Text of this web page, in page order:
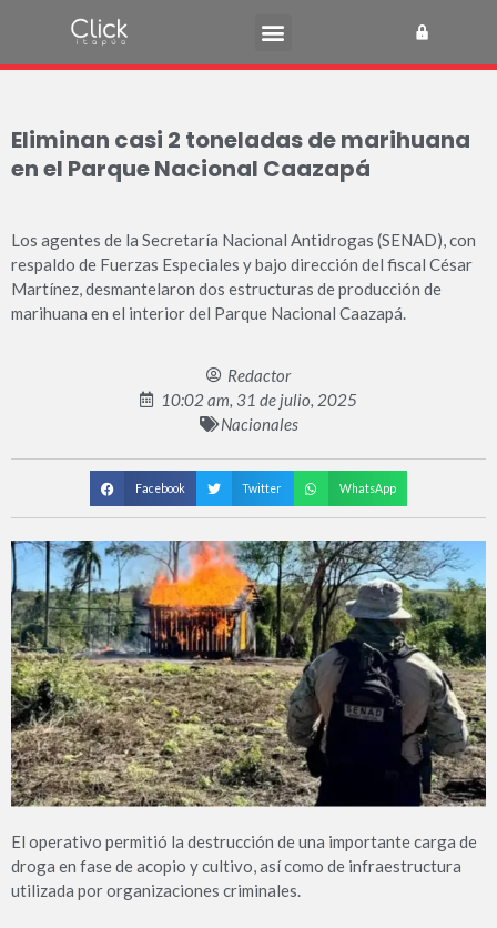
Eliminan casi 2 toneladas de marihuana
en el Parque Nacional Caazapá
Los agentes de la Secretaría Nacional Antidrogas (SENAD), con
respaldo de Fuerzas Especiales y bajo dirección del fiscal César
Martínez, desmantelaron dos estructuras de producción de
marihuana en el interior del Parque Nacional Caazapá.
Redactor
10:02 am, 31 de julio, 2025
Nacionales
Facebook Twitter WhatsApp
El operativo permitió la destrucción de una importante carga de
droga en fase de acopio y cultivo, así como de infraestructura
utilizada por organizaciones criminales.